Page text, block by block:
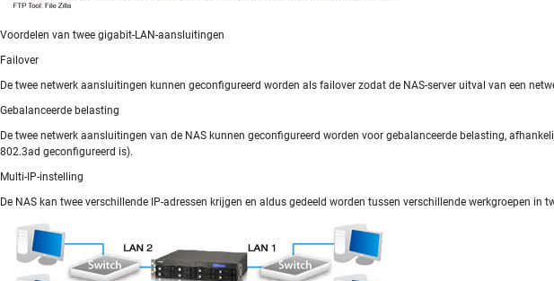
Voordelen van twee gigabit-LAN-aansluitingen
Failover
De twee netwerk aansluitingen kunnen geconfigureerd worden als failover zodat de NAS-server uitval van een
Gebalanceerde belasting
De twee netwerk aansluitingen van de NAS kunnen geconfigureerd worden voor gebalanceerde belasting,
802.3ad geconfigureerd is).
Multi-IP-instelling
De NAS kan twee verschillende IP-adressen krijgen en aldus gedeeld worden tussen verschillende werkgroepen in